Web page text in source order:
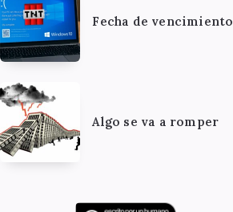
Fecha de vencimiento
Algo se va a romper